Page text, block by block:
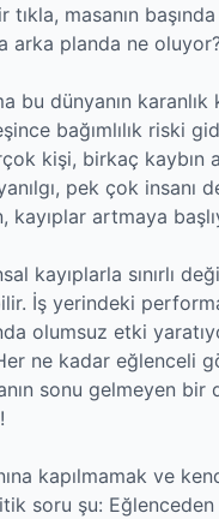
masanın
arka planda ne
bu dünyanın
bağımlılık riski
kişi, birkaç kaybın
pek çok insanı
artmaya
kayıplarla sınırlı
İş yerindeki
olumsuz etki
ne kadar eğlenceli
sonu gelmeyen
kapılmamak ve
soru şu: Eğlenceden